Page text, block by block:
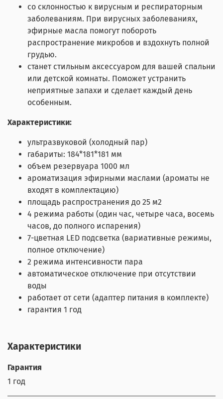
со склонностью к вирусным и респираторным
заболеваниям. При вирусных заболеваниях,
эфирные масла помогут побороть
распространение микробов и вздохнуть полной
грудью.
станет стильным аксессуаром для вашей спальни
или детской комнаты. Поможет устранить
неприятные запахи и сделает каждый день
особенным.
Характеристики:
ультразвуковой (холодный пар)
габариты: 184*181*181 мм
объем резервуара 1000 мл
ароматизация эфирными маслами (ароматы не
входят в комплектацию)
площадь распространения до 25 м2
4 режима работы (один час, четыре часа, восемь
часов, до полного испарения)
7-цветная LED подсветка (вариативные режимы,
полное отключение)
2 режима интенсивности пара
автоматическое отключение при отсутствии
воды
работает от сети (адаптер питания в комплекте)
гарантия 1 год
Характеристики
Гарантия
1 год